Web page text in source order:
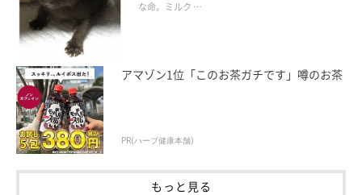
天真爛漫で、猪突猛進な性格のモフくん
な命。ミルク …
アマゾン1位「このお茶ガチです」噂のお茶
PR(ハーブ健康本舗)
もっと見る